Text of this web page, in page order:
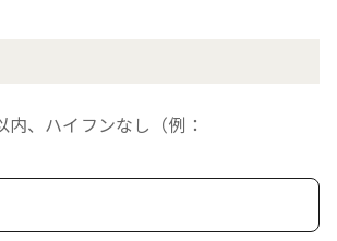
、ハイフンなし（例：